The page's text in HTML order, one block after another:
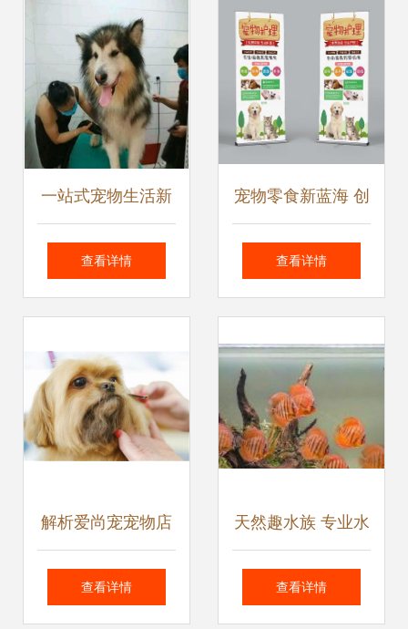
一站式宠物生活新
选择 丁丁宠物生活
天
查看详情
宠物零食新蓝海 创
业掘金，服务先行
查看详情
解析爱尚宠宠物店
加盟 品牌靠谱性与
查看详情
天然趣水族 专业水
族服务，打造灵动
查看详情